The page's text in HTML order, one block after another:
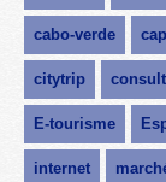
cabo-verde
citytrip
E-tourisme
internet